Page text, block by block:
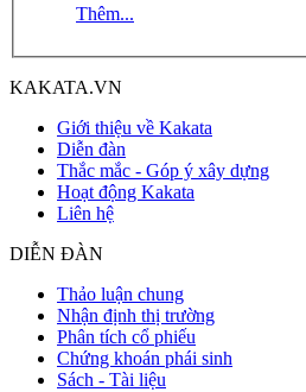
Thêm...
KAKATA.VN
Giới thiệu về Kakata
Diễn đàn
Thắc mắc - Góp ý xây dựng
Hoạt động Kakata
Liên hệ
DIỄN ĐÀN
Thảo luận chung
Nhận định thị trường
Phân tích cổ phiếu
Chứng khoán phái sinh
Sách - Tài liệu